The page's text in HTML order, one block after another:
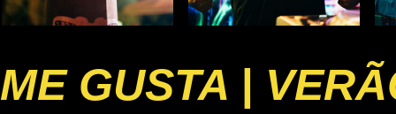
ME GUSTA |